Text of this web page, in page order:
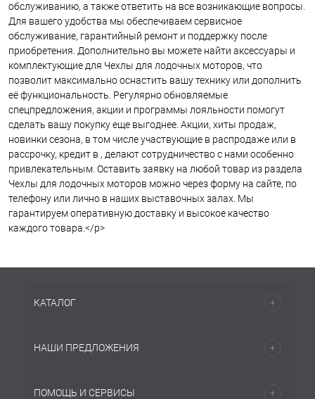
обслуживанию, а также ответить на все возникающие вопросы.
Для вашего удобства мы обеспечиваем сервисное
обслуживание, гарантийный ремонт и поддержку после
приобретения. Дополнительно вы можете найти аксессуары и
комплектующие для Чехлы для лодочных моторов, что
позволит максимально оснастить вашу технику или дополнить
её функциональность. Регулярно обновляемые
спецпредложения, акции и программы лояльности помогут
сделать вашу покупку еще выгоднее. Акции, хиты продаж,
новинки сезона, в том числе участвующие в распродаже или в
рассрочку, кредит в , делают сотрудничество с нами особенно
привлекательным. Оставить заявку на любой товар из раздела
Чехлы для лодочных моторов можно через форму на сайте, по
телефону или лично в наших выставочных залах. Мы
гарантируем оперативную доставку и высокое качество
каждого товара.</p>
КАТАЛОГ
НАШИ ПРЕДЛОЖЕНИЯ
ПОМОЩЬ И СЕРВИСЫ